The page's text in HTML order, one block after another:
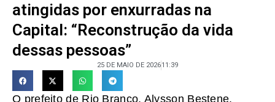
atingidas por enxurradas na
Capital: “Reconstrução da vida
dessas pessoas”
25 DE MAIO DE 202611:39
O prefeito de Rio Branco, Alysson Bestene,